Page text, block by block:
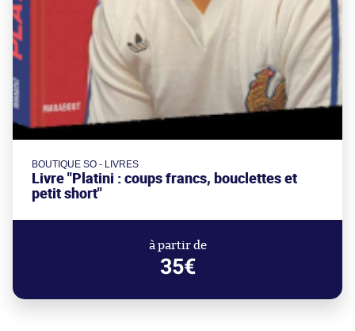
BOUTIQUE SO - LIVRES
Livre "Platini : coups francs, bouclettes et
petit short"
à partir de
35€